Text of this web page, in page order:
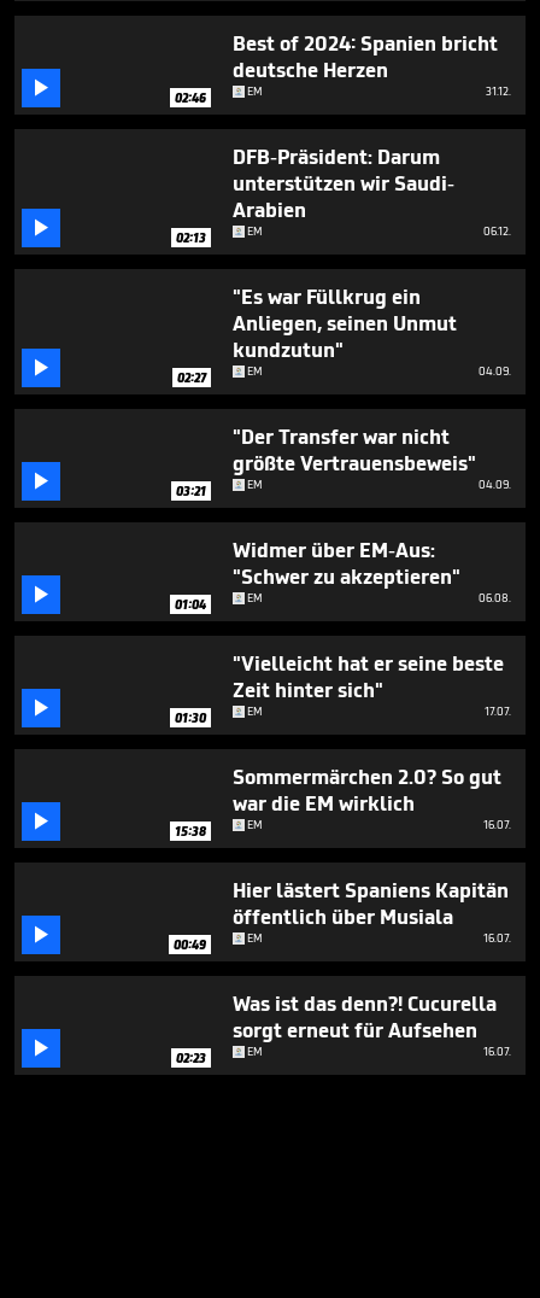
1
seconds
 02:46
Best of 2024: Spanien bricht
deutsche Herzen
EM 31.12.
 02:13
DFB-Präsident: Darum
unterstützen wir Saudi-
Arabien
EM 06.12.
 02:27
"Es war Füllkrug ein
Anliegen, seinen Unmut
kundzutun"
EM 04.09.
 03:21
"Der Transfer war nicht
größte Vertrauensbeweis"
EM 04.09.
 01:04
Widmer über EM-Aus:
"Schwer zu akzeptieren"
EM 06.08.
 01:30
"Vielleicht hat er seine beste
Zeit hinter sich"
EM 17.07.
 15:38
Sommermärchen 2.0? So gut
war die EM wirklich
EM 16.07.
 00:49
Hier lästert Spaniens Kapitän
öffentlich über Musiala
EM 16.07.
 02:23
Was ist das denn?! Cucurella
sorgt erneut für Aufsehen
EM 16.07.